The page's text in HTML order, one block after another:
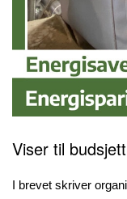
Viser til
I brevet skriver